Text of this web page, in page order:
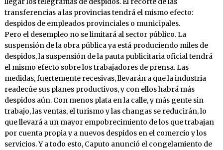
transferencias a las provincias tendrá el mismo efecto:
despidos de empleados provinciales o municipales.
Pero el desempleo no se limitará al sector público. La
suspensión de la obra pública ya está produciendo miles de
despidos, la suspensión de la pauta publicitaria oficial tendrá
el mismo efecto sobre los trabajadores de prensa. Las
medidas, fuertemente recesivas, llevarán a que la industria
readecúe sus planes productivos, y con ellos habrá más
despidos aún. Con menos plata en la calle, y más gente sin
trabajo, las ventas, el turismo y las changas se reducirán, lo
que llevará a un mayor empobrecimiento de los que trabajan
por cuenta propia y a nuevos despidos en el comercio y los
servicios. Y a todo esto, Caputo anunció el congelamiento de